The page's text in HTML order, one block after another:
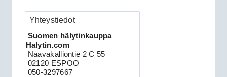
ultraääniliikeilmaisin DEI 509U
Yhteystiedot
Suomen hälytinkauppa
Halytin.com
Naavakalliontie 2 C 55
02120 ESPOO
050-3297667